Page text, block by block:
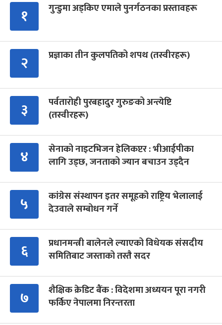
१ गुन्डुमा अड्किए एमाले पुनर्गठनका प्रस्तावहरू
२ प्रज्ञाका तीन कुलपतिको शपथ (तस्वीरहरू)
३
पर्वतारोही पुरबहादुर गुरुङको अन्त्येष्टि
(तस्वीरहरू)
४
सेनाको नाइटभिजन हेलिकप्टर : भीआईपीका
लागि उड्छ, जनताको ज्यान बचाउन उड्दैन
५
कांग्रेस संस्थापन इतर समूहको राष्ट्रिय भेलालाई
देउवाले सम्बोधन गर्ने
६
प्रधानमन्त्री बालेनले ल्याएको विधेयक संसदीय
समितिबाट जस्ताको तस्तै सदर
७
शैक्षिक क्रेडिट बैंक : विदेशमा अध्ययन पूरा नगरी
फर्किए नेपालमा निरन्तरता